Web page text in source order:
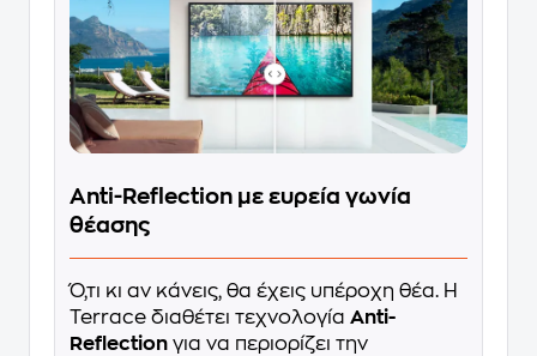
Anti-Reflection με ευρεία γωνία
θέασης
Ό,τι κι αν κάνεις, θα έχεις υπέροχη θέα. Η
Terrace διαθέτει τεχνολογία Anti-
Reflection για να περιορίζει την